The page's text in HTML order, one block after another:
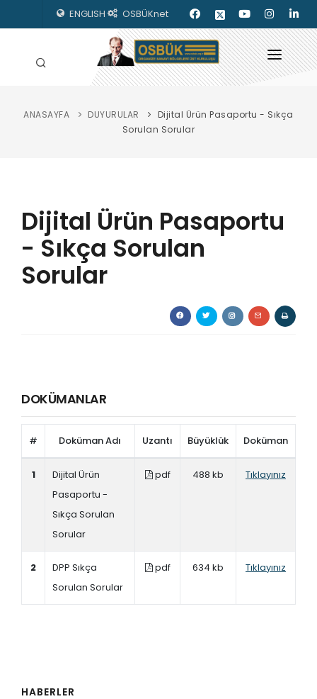
ENGLISH OSBÜKnet
HAKKIMIZDA
KILAVUZLAR
YAYINLARIMIZ
ENERJİ İZLEME
ANASAYFA DUYURULAR
Dijital Ürün Pasaportu - Sıkça
Sorulan Sorular
Dijital Ürün Pasaportu
- Sıkça Sorulan
Sorular
DOKÜMANLAR
# Doküman Adı Uzantı Büyüklük Doküman
1
Dijital Ürün
Pasaportu -
Sıkça Sorulan
Sorular
pdf 488 kb Tıklayınız
2
DPP Sıkça
Sorulan Sorular
pdf 634 kb Tıklayınız
HABERLER